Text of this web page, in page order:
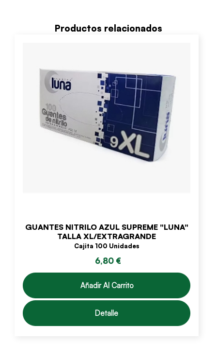
Productos relacionados
GUANTES NITRILO AZUL SUPREME "LUNA"
TALLA XL/EXTRAGRANDE
Cajita 100 Unidades
6,80 €
Añadir Al Carrito
Detalle